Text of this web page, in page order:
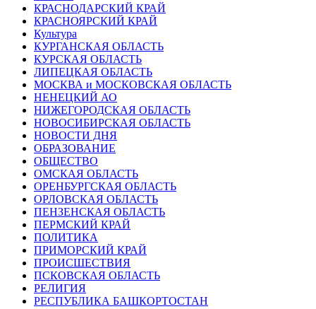
КРАСНОДАРСКИЙ КРАЙ
КРАСНОЯРСКИЙ КРАЙ
Культура
КУРГАНСКАЯ ОБЛАСТЬ
КУРСКАЯ ОБЛАСТЬ
ЛИПЕЦКАЯ ОБЛАСТЬ
МОСКВА и МОСКОВСКАЯ ОБЛАСТЬ
НЕНЕЦКИЙ АО
НИЖЕГОРОДСКАЯ ОБЛАСТЬ
НОВОСИБИРСКАЯ ОБЛАСТЬ
НОВОСТИ ДНЯ
ОБРАЗОВАНИЕ
ОБЩЕСТВО
ОМСКАЯ ОБЛАСТЬ
ОРЕНБУРГСКАЯ ОБЛАСТЬ
ОРЛОВСКАЯ ОБЛАСТЬ
ПЕНЗЕНСКАЯ ОБЛАСТЬ
ПЕРМСКИЙ КРАЙ
ПОЛИТИКА
ПРИМОРСКИЙ КРАЙ
ПРОИСШЕСТВИЯ
ПСКОВСКАЯ ОБЛАСТЬ
РЕЛИГИЯ
РЕСПУБЛИКА БАШКОРТОСТАН